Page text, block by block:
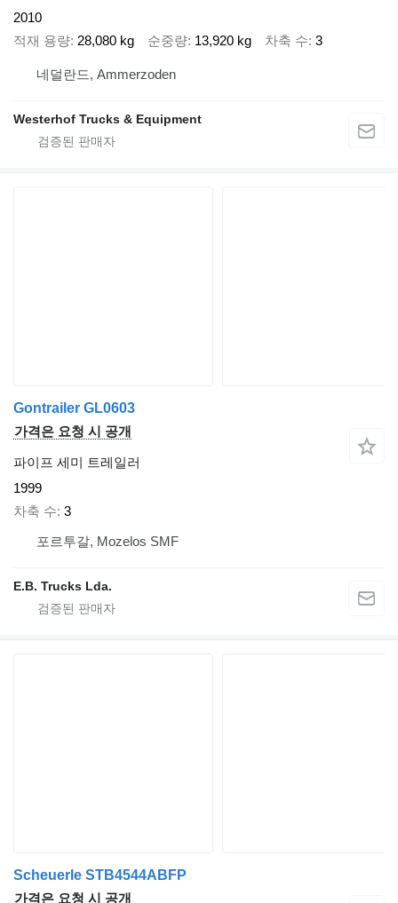
2010
적재 용량 28,080 kg 순중량 13,920 kg 차축 수 3
네덜란드, Ammerzoden
Westerhof Trucks & Equipment
Gontrailer GL0603
가격은 요청 시 공개
파이프 세미 트레일러
1999
차축 수 3
포르투갈, Mozelos SMF
E.B. Trucks Lda.
Scheuerle STB4544ABFP
가격은 요청 시 공개